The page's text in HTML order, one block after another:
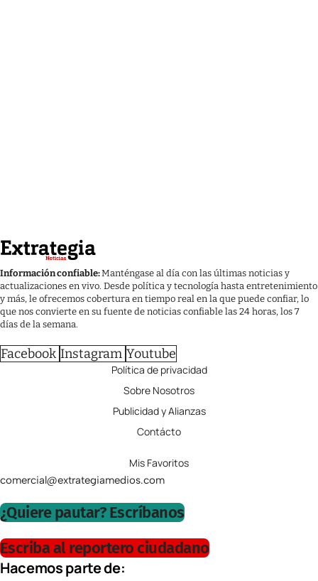
Información confiable:Manténgase al día con las últimas noticias y
actualizaciones en vivo. Desde política y tecnología hasta entretenimiento
y más, le ofrecemos cobertura en tiempo real en la que puede confiar, lo
que nos convierte en su fuente de noticias confiable las 24 horas, los 7
días de la semana.
Facebook Instagram Youtube
Política de privacidad
Sobre Nosotros
Publicidad y Alianzas
Contácto
Mis Favoritos
comercial@extrategiamedios.com
¿Quiere pautar? Escríbanos
Escriba al reportero ciudadano
Hacemos parte de: